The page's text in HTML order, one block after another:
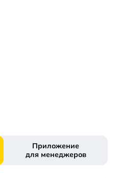
Приложение
для менеджеров